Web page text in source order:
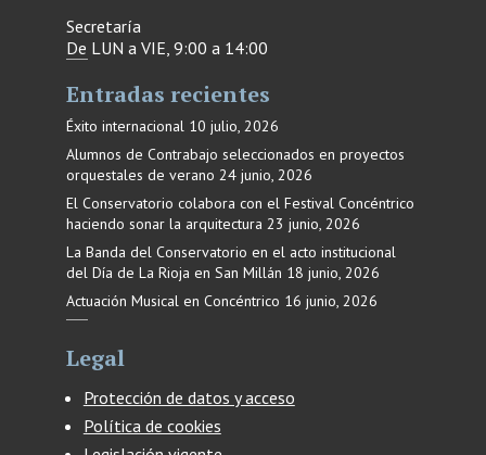
Secretaría
De LUN a VIE, 9:00 a 14:00
Entradas recientes
Éxito internacional 10 julio, 2026
Alumnos de Contrabajo seleccionados en proyectos
orquestales de verano 24 junio, 2026
El Conservatorio colabora con el Festival Concéntrico
haciendo sonar la arquitectura 23 junio, 2026
La Banda del Conservatorio en el acto institucional
del Día de La Rioja en San Millán 18 junio, 2026
Actuación Musical en Concéntrico 16 junio, 2026
Legal
Protección de datos y acceso
Política de cookies